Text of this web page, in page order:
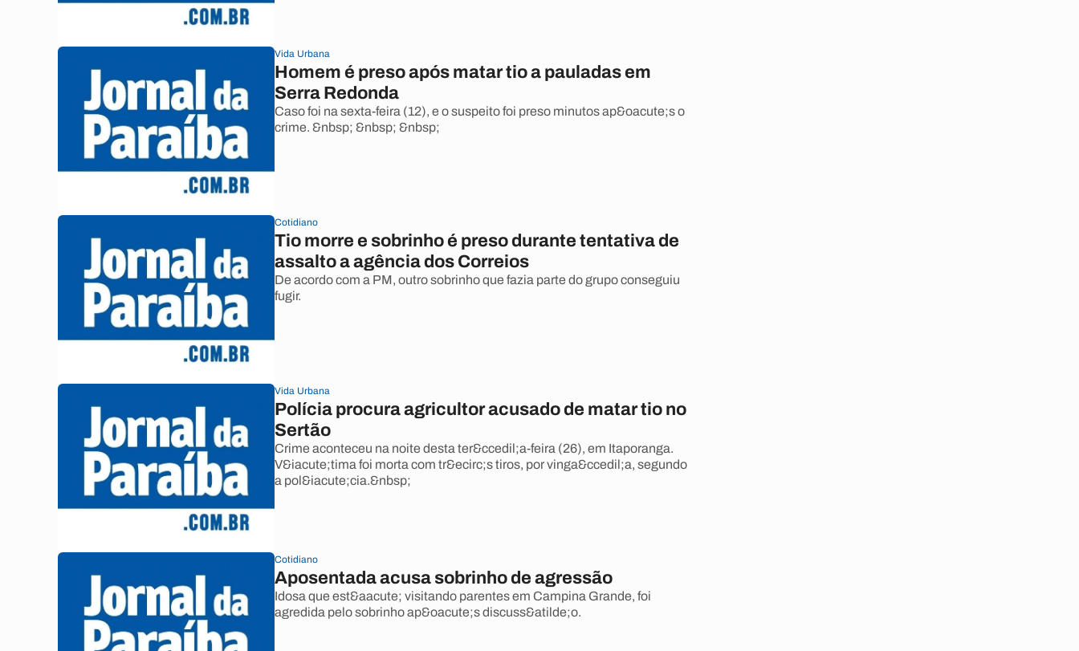
Vida Urbana
Homem é preso após matar tio a pauladas em
Serra Redonda
Caso foi na sexta-feira (12), e o suspeito foi preso minutos ap&oacute;s o
crime. &nbsp; &nbsp; &nbsp;
Cotidiano
Tio morre e sobrinho é preso durante tentativa de
assalto a agência dos Correios
De acordo com a PM, outro sobrinho que fazia parte do grupo conseguiu
fugir.
Vida Urbana
Polícia procura agricultor acusado de matar tio no
Sertão
Crime aconteceu na noite desta ter&ccedil;a-feira (26), em Itaporanga.
V&iacute;tima foi morta com tr&ecirc;s tiros, por vinga&ccedil;a, segundo
a pol&iacute;cia.&nbsp;
Cotidiano
Aposentada acusa sobrinho de agressão
Idosa que est&aacute; visitando parentes em Campina Grande, foi
agredida pelo sobrinho ap&oacute;s discuss&atilde;o.